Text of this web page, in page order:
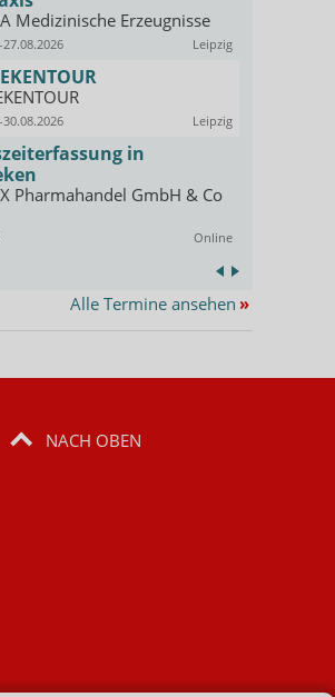
Medizinische Erzeugnisse
Leipzig
Leipzig
in
Pharmahandel GmbH & Co
Online
Alle Termine ansehen »
NACH OBEN